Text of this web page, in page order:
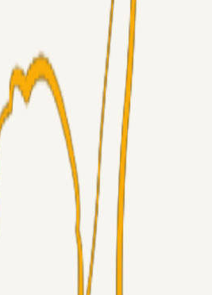
Mod En Utålmodig
aug. 2026
for samlet 6 mio Euro
næste offensive brik? 🤔💛💙